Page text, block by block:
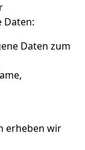
Daten:
Daten zum
erheben wir